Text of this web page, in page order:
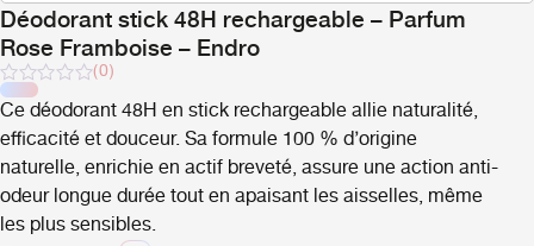
Déodorant stick 48H rechargeable – Parfum
Rose Framboise – Endro
Note
sur
(0)
Ce déodorant 48H en stick rechargeable allie naturalité,
efficacité et douceur. Sa formule 100 % d’origine
naturelle, enrichie en actif breveté, assure une action anti-
odeur longue durée tout en apaisant les aisselles, même
les plus sensibles.